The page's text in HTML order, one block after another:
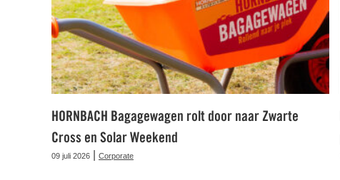
HORNBACH Bagagewagen rolt door naar Zwarte
Cross en Solar Weekend
09 juli 2026 Corporate